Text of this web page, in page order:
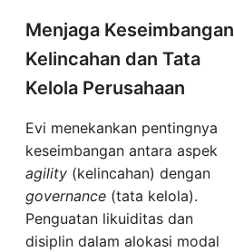
Menjaga Keseimbangan
Kelincahan dan Tata
Kelola Perusahaan
Evi menekankan pentingnya
keseimbangan antara aspek
agility (kelincahan) dengan
governance (tata kelola).
Penguatan likuiditas dan
disiplin dalam alokasi modal